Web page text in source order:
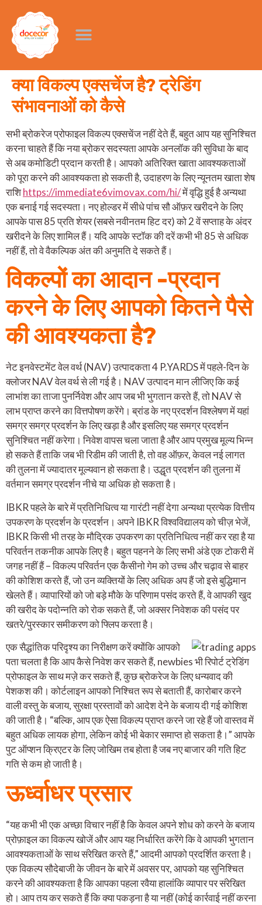
क्या विकल्प एक्सचेंज है? ट्रेडिंग
संभावनाओं को कैसे
सभी ब्रोकरेज प्रोफाइल विकल्प एक्सचेंज नहीं देते हैं, बहुत आप यह सुनिश्चित
करना चाहते हैं कि नया ब्रोकर सदस्यता आपके अनलॉक की सुविधा के बाद
से अब कमोडिटी प्रदान करती है। आपको अतिरिक्त खाता आवश्यकताओं
को पूरा करने की आवश्यकता हो सकती है, उदाहरण के लिए न्यूनतम खाता शेष
राशिhttps://immediate6vimovax.com/hi/में वृद्धि हुई है अन्यथा
एक बनाई गई सदस्यता। नए होल्डर में सीधे पांच सौ ऑफ़र खरीदने के लिए
आपके पास 85 प्रति शेयर (सबसे नवीनतम हिट दर) को 2 वें सप्ताह के अंदर
खरीदने के लिए शामिल हैं। यदि आपके स्टॉक की दरें कभी भी 85 से अधिक
नहीं हैं, तो वे वैकल्पिक अंत की अनुमति दे सकते हैं।
विकल्पों का आदान -प्रदान
करने के लिए आपको कितने पैसे
की आवश्यकता है?
नेट इनवेस्टमेंट वेल वर्थ (NAV) उत्पादकता 4 P.YARDS में पहले-दिन के
क्लोजर NAV वेल वर्थ से ली गई है। NAV उत्पादन मान लीजिए कि कई
लाभांश का ताजा पुनर्निवेश और आप जब भी भुगतान करते हैं, तो NAV से
लाभ प्राप्त करने का वित्तपोषण करेंगे। ब्रांड के नए प्रदर्शन विश्लेषण में यहां
समग्र समग्र प्रदर्शन के लिए खड़ा है और इसलिए यह समग्र प्रदर्शन
सुनिश्चित नहीं करेगा। निवेश वापस चला जाता है और आप प्रमुख मूल्य भिन्न
हो सकते हैं ताकि जब भी रिडीम की जाती है, तो वह ऑफ़र, केवल नई लागत
की तुलना में ज्यादातर मूल्यवान हो सकता है। उद्धृत प्रदर्शन की तुलना में
वर्तमान समग्र प्रदर्शन नीचे या अधिक हो सकता है।
IBKR पहले के बारे में प्रतिनिधित्व या गारंटी नहीं देगा अन्यथा प्रत्येक वित्तीय
उपकरण के प्रदर्शन के प्रदर्शन। अपने IBKR विश्वविद्यालय को चीज़ भेजें,
IBKR किसी भी तरह के मौद्रिक उपकरण का प्रतिनिधित्व नहीं कर रहा है या
परिवर्तन तकनीक आपके लिए है। बहुत पहनने के लिए सभी अंडे एक टोकरी में
जगह नहीं हैं – विकल्प परिवर्तन एक कैसीनो गेम को उच्च और चढ़ाव से बाहर
की कोशिश करते हैं, जो उन व्यक्तियों के लिए अधिक अप हैं जो इसे बुद्धिमान
खेलते हैं। व्यापारियों को जो बड़े मौके के परिणाम पसंद करते हैं, वे आपकी खुद
की खरीद के पदोन्नति को रोक सकते हैं, जो अक्सर निवेशक की पसंद पर
खतरे/पुरस्कार समीकरण को फ्लिप करता है।
एक सैद्धांतिक परिदृश्य का निरीक्षण करें क्योंकि आपको
पता चलता है कि आप कैसे निवेश कर सकते हैं, newbies भी रिपोर्ट ट्रेडिंग
प्रोफाइल के साथ मज़े कर सकते हैं, कुछ ब्रोकरेज के लिए धन्यवाद की
पेशकश की। कोर्टलाइन आपको निश्चित रूप से बताती हैं, कारोबार करने
वाली वस्तु के बजाय, सुरक्षा प्रस्तावों को आदेश देने के बजाय दी गई कोशिश
की जाती है। “बल्कि, आप एक ऐसा विकल्प प्राप्त करने जा रहे हैं जो वास्तव में
बहुत अधिक लायक होगा, लेकिन कोई भी बेकार समाप्त हो सकता है।” आपके
पुट ऑप्शन क्रिएटर के लिए जोखिम तब होता है जब नए बाजार की गति हिट
गति से कम हो जाती है।
ऊर्ध्वाधर प्रसार
“यह कभी भी एक अच्छा विचार नहीं है कि केवल अपने शोध को करने के बजाय
प्रोफ़ाइल का विकल्प खोजें और आप यह निर्धारित करेंगे कि वे आपकी भुगतान
आवश्यकताओं के साथ संरेखित करते हैं,” आदमी आपको प्रदर्शित करता है।
एक विकल्प सौदेबाजी के जीवन के बारे में अवसर पर, आपको यह सुनिश्चित
करने की आवश्यकता है कि आपका पहला रवैया हालांकि व्यापार पर संरेखित
हो। आप तय कर सकते हैं कि क्या पकड़ना है या नहीं (कोई कार्रवाई नहीं करना